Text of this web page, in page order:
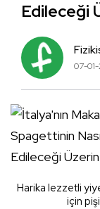
Edileceği
07-01-
Harika lezzetli
için